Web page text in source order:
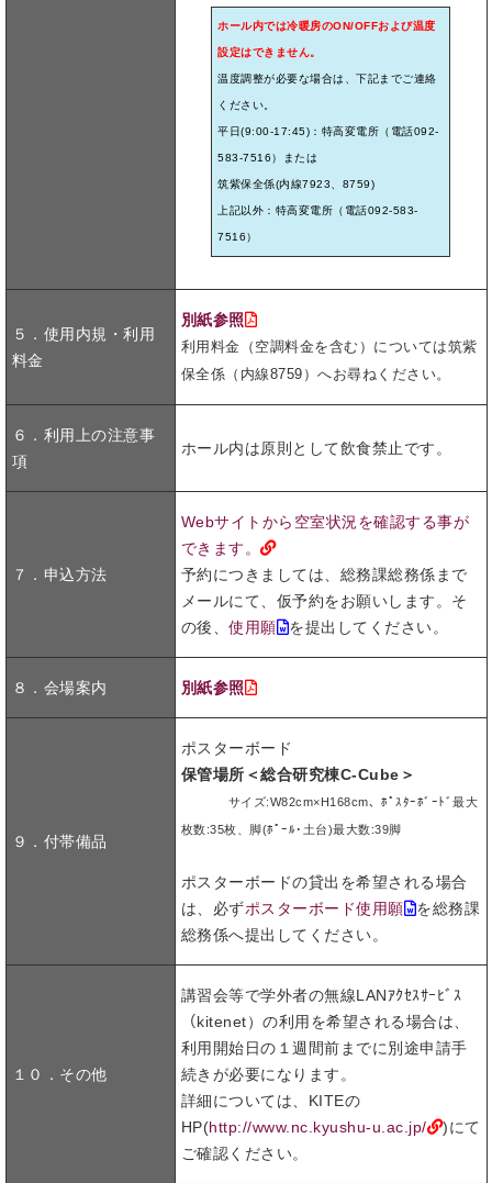
ホール内では冷暖房のON/OFFおよび温度
設定はできません。
温度調整が必要な場合は、下記までご連絡
ください。
平日(9:00-17:45)：特高変電所（電話092-
583-7516）または
筑紫保全係(内線7923、8759)
上記以外：特高変電所（電話092-583-
7516）
５．使用内規・利用
料金
別紙参照
利用料金（空調料金を含む）については筑紫
保全係（内線8759）へお尋ねください。
６．利用上の注意事
項
ホール内は原則として飲食禁止です。
７．申込方法
Webサイトから空室状況を確認する事が
できます。
予約につきましては、総務課総務係まで
メールにて、仮予約をお願いします。そ
の後、 使用願 を提出してください。
８．会場案内 別紙参照
９．付帯備品
ポスターボード
保管場所＜総合研究棟C-Cube＞
サイズ:W82cm×H168cm、ﾎﾟｽﾀｰﾎﾞｰﾄﾞ最大
枚数:35枚、脚(ﾎﾟｰﾙ･土台)最大数:39脚
ポスターボードの貸出を希望される場合
は、必ずポスターボード使用願
を総務課
総務係へ提出してください。
１０．その他
講習会等で学外者の無線LANｱｸｾｽｻｰﾋﾞｽ
（kitenet）の利用を希望される場合は、
利用開始日の１週間前までに別途申請手
続きが必要になります。
詳細については、KITEの
HP(http://www.nc.kyushu-u.ac.jp/
)にて
ご確認ください。